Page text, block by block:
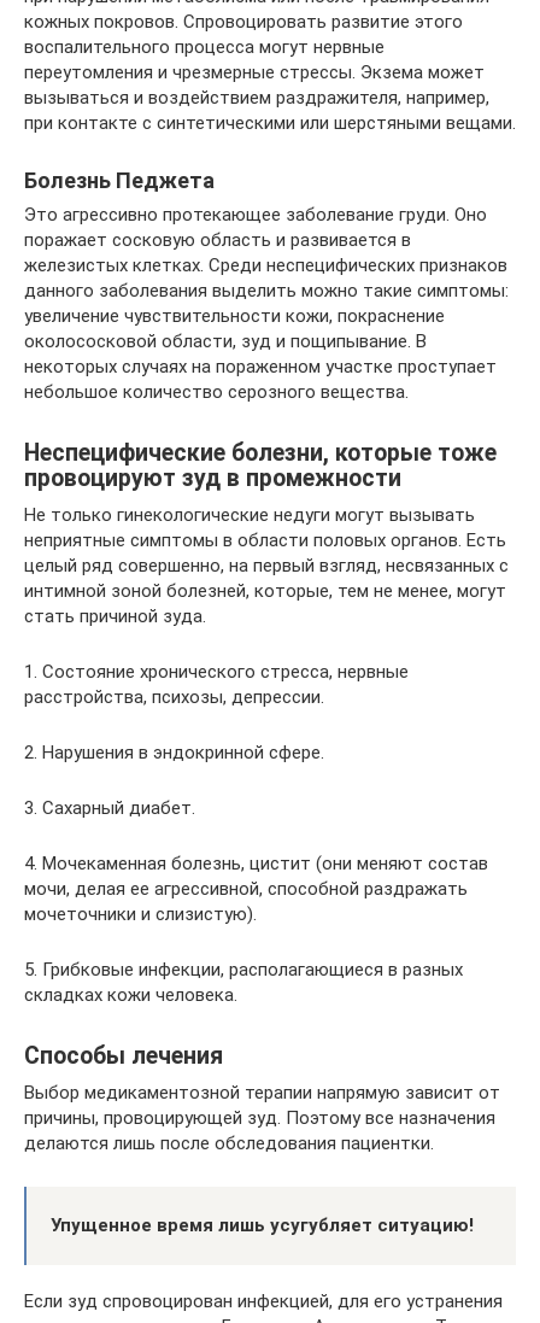
кожных покровов. Спровоцировать развитие этого
воспалительного процесса могут нервные
переутомления и чрезмерные стрессы. Экзема может
вызываться и воздействием раздражителя, например,
при контакте с синтетическими или шерстяными вещами.
Болезнь Педжета
Это агрессивно протекающее заболевание груди. Оно
поражает сосковую область и развивается в
железистых клетках. Среди неспецифических признаков
данного заболевания выделить можно такие симптомы:
увеличение чувствительности кожи, покраснение
околососковой области, зуд и пощипывание. В
некоторых случаях на пораженном участке проступает
небольшое количество серозного вещества.
Неспецифические болезни, которые тоже
провоцируют зуд в промежности
Не только гинекологические недуги могут вызывать
неприятные симптомы в области половых органов. Есть
целый ряд совершенно, на первый взгляд, несвязанных с
интимной зоной болезней, которые, тем не менее, могут
стать причиной зуда.
1. Состояние хронического стресса, нервные
расстройства, психозы, депрессии.
2. Нарушения в эндокринной сфере.
3. Сахарный диабет.
4. Мочекаменная болезнь, цистит (они меняют состав
мочи, делая ее агрессивной, способной раздражать
мочеточники и слизистую).
5. Грибковые инфекции, располагающиеся в разных
складках кожи человека.
Способы лечения
Выбор медикаментозной терапии напрямую зависит от
причины, провоцирующей зуд. Поэтому все назначения
делаются лишь после обследования пациентки.
Упущенное время лишь усугубляет ситуацию!
Если зуд спровоцирован инфекцией, для его устранения